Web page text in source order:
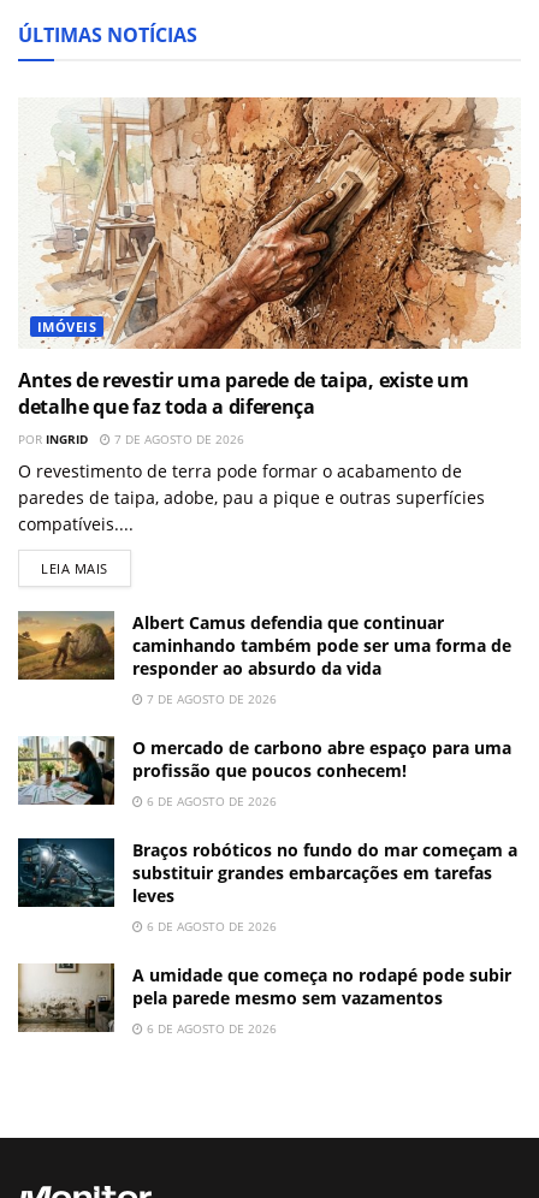
ÚLTIMAS NOTÍCIAS
IMÓVEIS
Antes de revestir uma parede de taipa, existe um
detalhe que faz toda a diferença
POR INGRID 7 DE AGOSTO DE 2026
O revestimento de terra pode formar o acabamento de
paredes de taipa, adobe, pau a pique e outras superfícies
compatíveis....
LEIA MAIS
Albert Camus defendia que continuar
caminhando também pode ser uma forma de
responder ao absurdo da vida
7 DE AGOSTO DE 2026
O mercado de carbono abre espaço para uma
profissão que poucos conhecem!
6 DE AGOSTO DE 2026
Braços robóticos no fundo do mar começam a
substituir grandes embarcações em tarefas
leves
6 DE AGOSTO DE 2026
A umidade que começa no rodapé pode subir
pela parede mesmo sem vazamentos
6 DE AGOSTO DE 2026